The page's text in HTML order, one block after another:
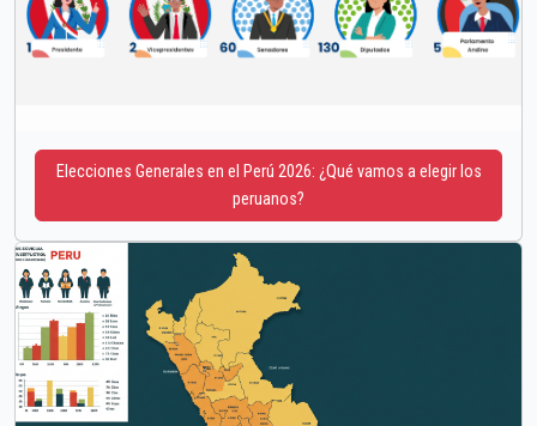
Elecciones Generales en el Perú 2026: ¿Qué vamos a elegir los
peruanos?